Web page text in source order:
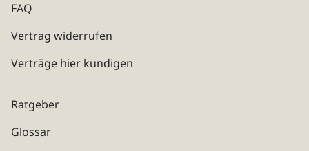
FAQ
Vertrag widerrufen
Verträge hier kündigen
Ratgeber
Glossar